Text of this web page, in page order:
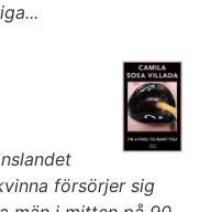
försörjer sig